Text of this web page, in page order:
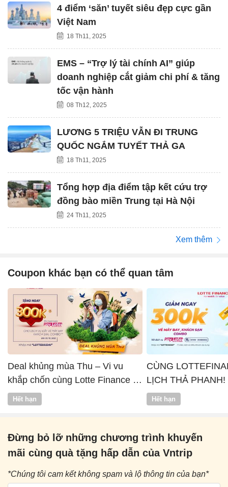
4 điểm ‘săn’ tuyết siêu đẹp cực gần
Việt Nam
18 Th11, 2025
EMS – “Trợ lý tài chính AI” giúp
doanh nghiệp cắt giảm chi phí & tăng
tốc vận hành
08 Th12, 2025
LƯƠNG 5 TRIỆU VẪN ĐI TRUNG
QUỐC NGẮM TUYẾT THẢ GA
18 Th11, 2025
Tổng hợp địa điểm tập kết cứu trợ
đồng bào miền Trung tại Hà Nội
24 Th11, 2025
Xem thêm
Coupon khác bạn có thể quan tâm
Deal khủng mùa Thu – Vi vu
khắp chốn cùng Lotte Finance x
Vntrip
Hết hạn
CÙNG
LỊCH THẢ PHANH!
Hết hạn
Đừng bỏ lỡ những chương trình khuyến
mãi cùng quà tặng hấp dẫn của Vntrip
*Chúng tôi cam kết không spam và lộ thông tin của bạn*